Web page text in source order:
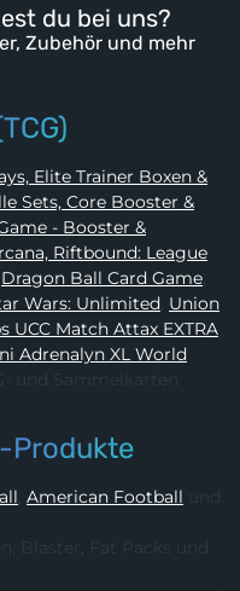
du bei uns?
Zubehör und mehr
Dragon Ball Card Game,
Star Wars: Unlimited, Union
UCC Match Attax EXTRA
Adrenalyn XL World
und Sammelkarten
Produkte
, American Football und